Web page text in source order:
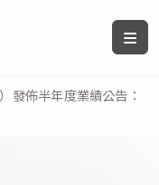
發佈半年度業績公告：